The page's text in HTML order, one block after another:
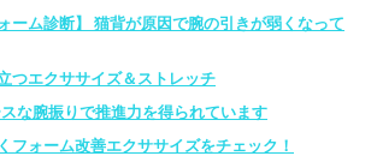
ーム診断】 猫背が原因で腕の引きが弱くなって
つエクササイズ＆ストレッチ
スな腕振りで推進力を得られています
フォーム改善エクササイズをチェック！